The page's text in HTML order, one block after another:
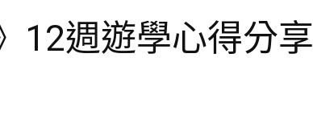
12週遊學心得分享